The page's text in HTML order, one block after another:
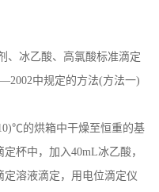
、冰乙酸、高氯酸标准滴定
中规定的方法(方法一)
的烘箱中干燥至恒重的基
杯中，加入40mL冰乙酸，
溶液滴定，用电位滴定仪